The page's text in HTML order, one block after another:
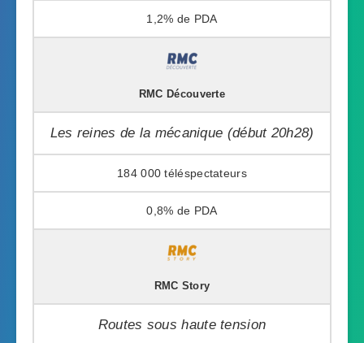
1,2%
RMC Découverte
Les reines de la mécanique (début 20h28)
184 000
0,8%
RMC Story
Routes sous haute tension